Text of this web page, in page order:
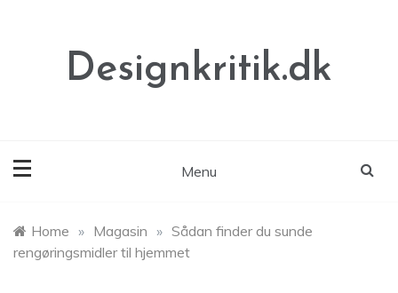
Designkritik.dk
Menu
Home » Magasin » Sådan finder du sunde
rengøringsmidler til hjemmet